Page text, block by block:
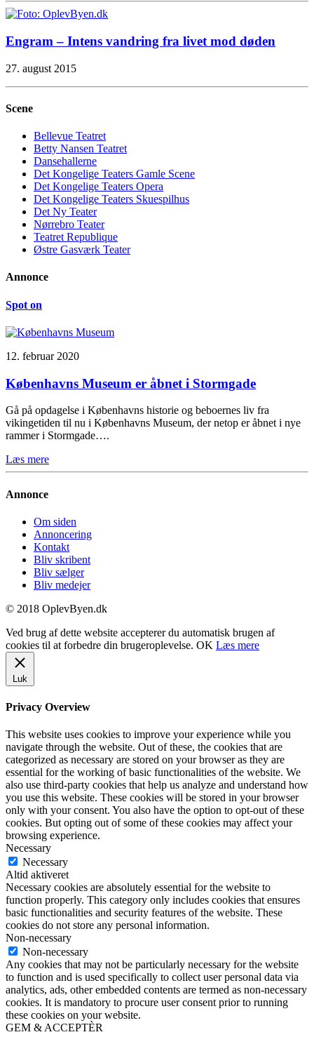
Engram – Intens vandring fra livet mod døden
27. august 2015
Scene
Bellevue Teatret
Betty Nansen Teatret
Dansehallerne
Det Kongelige Teaters Gamle Scene
Det Kongelige Teaters Opera
Det Kongelige Teaters Skuespilhus
Det Ny Teater
Nørrebro Teater
Teatret Republique
Østre Gasværk Teater
Annonce
Spot on
12. februar 2020
Københavns Museum er åbnet i Stormgade
Gå på opdagelse i Københavns historie og beboernes liv fra
vikingetiden til nu i Københavns Museum, der netop er åbnet i nye
rammer i Stormgade….
Læs mere
Annonce
Om siden
Annoncering
Kontakt
Bliv skribent
Bliv sælger
Bliv medejer
© 2018 OplevByen.dk
Ved brug af dette website accepterer du automatisk brugen af
cookies til at forbedre din brugeroplevelse. OK Læs mere
Luk
Privacy Overview
This website uses cookies to improve your experience while you
navigate through the website. Out of these, the cookies that are
categorized as necessary are stored on your browser as they are
essential for the working of basic functionalities of the website. We
also use third-party cookies that help us analyze and understand how
you use this website. These cookies will be stored in your browser
only with your consent. You also have the option to opt-out of these
cookies. But opting out of some of these cookies may affect your
browsing experience.
Necessary
Necessary
Altid aktiveret
Necessary cookies are absolutely essential for the website to
function properly. This category only includes cookies that ensures
basic functionalities and security features of the website. These
cookies do not store any personal information.
Non-necessary
Non-necessary
Any cookies that may not be particularly necessary for the website
to function and is used specifically to collect user personal data via
analytics, ads, other embedded contents are termed as non-necessary
cookies. It is mandatory to procure user consent prior to running
these cookies on your website.
GEM & ACCEPTÈR